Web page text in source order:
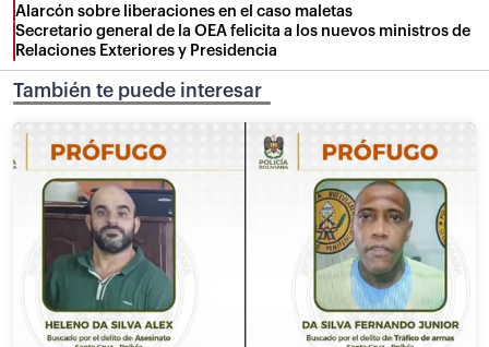
Alarcón sobre liberaciones en el caso maletas
Secretario general de la OEA felicita a los nuevos ministros de
Relaciones Exteriores y Presidencia
También te puede interesar